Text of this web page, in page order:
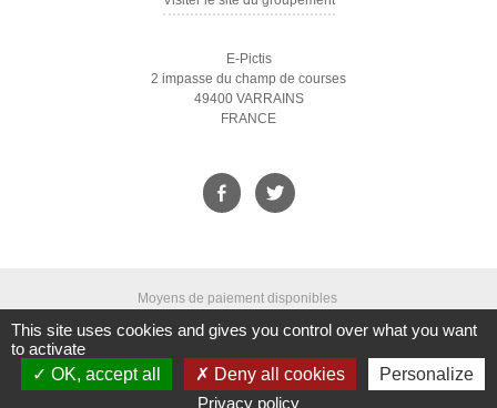
E-Pictis
2 impasse du champ de courses
49400 VARRAINS
FRANCE
Moyens de paiement disponibles
Qui sommes-nous ? CGV Mentions légales | Droit à l'oubli | Nous
contacter | Gestion des cookies | Accessibilité | Crédits | Plan du site
This site uses cookies and gives you control over what you want
to activate
OK, accept all
Deny all cookies
Personalize
Privacy policy